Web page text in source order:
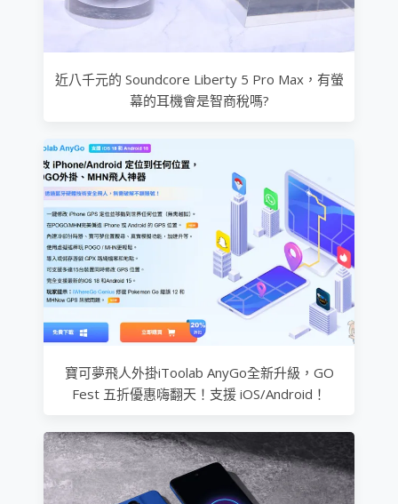
近八千元的 Soundcore Liberty 5 Pro Max，有螢
幕的耳機會是智商稅嗎?
寶可夢飛人外掛iToolab AnyGo全新升級，GO
Fest 五折優惠嗨翻天！支援 iOS/Android！